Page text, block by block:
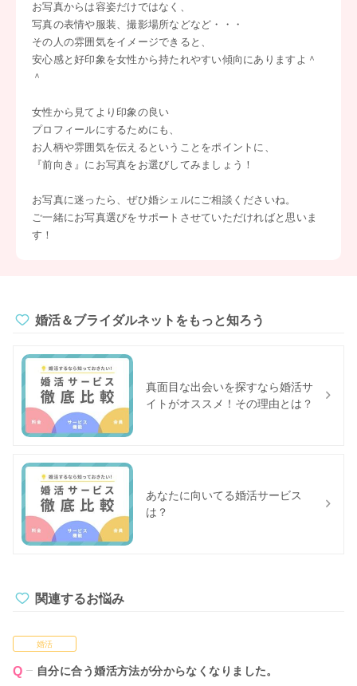
お写真からは容姿だけではなく、
写真の表情や服装、撮影場所などなど・・・
その人の雰囲気をイメージできると、
安心感と好印象を女性から持たれやすい傾向にありますよ＾
＾
女性から見てより印象の良い
プロフィールにするためにも、
お人柄や雰囲気を伝えるということをポイントに、
『前向き』にお写真をお選びしてみましょう！
お写真に迷ったら、ぜひ婚シェルにご相談くださいね。
ご一緒にお写真選びをサポートさせていただければと思いま
す！
婚活＆ブライダルネットをもっと知ろう
真面目な出会いを探すなら婚活サ
イトがオススメ！その理由とは？
あなたに向いてる婚活サービス
は？
関連するお悩み
婚活
自分に合う婚活方法が分からなくなりました。